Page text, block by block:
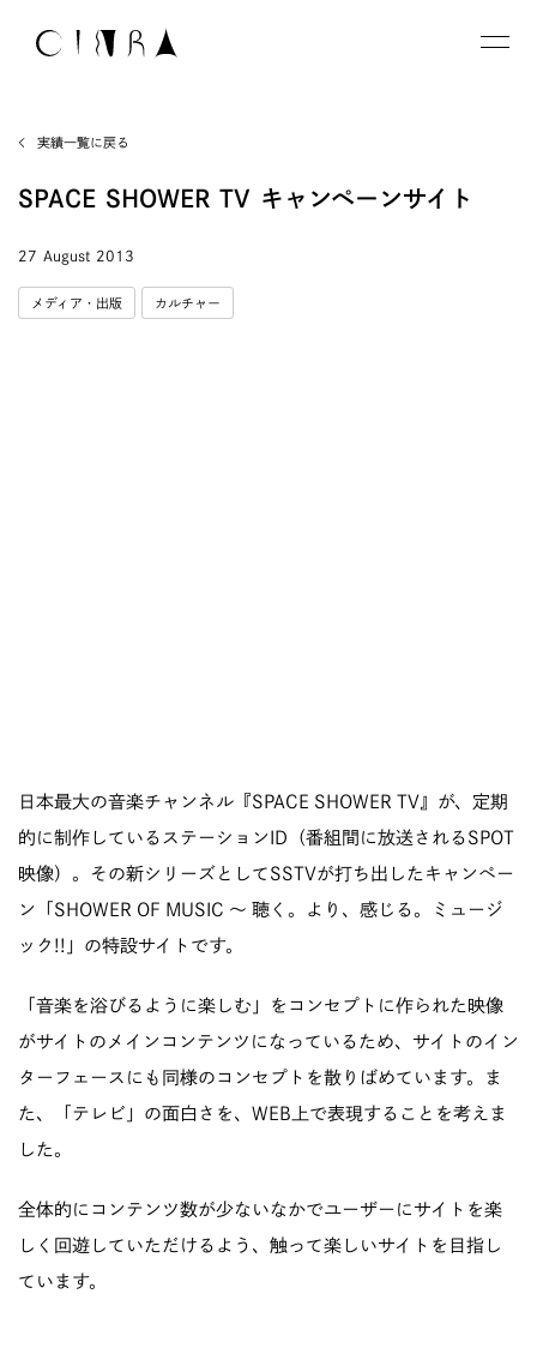
実績一覧に戻る
SPACE SHOWER TV キャンペーンサイト
27 August 2013
メディア・出版 カルチャー
日本最大の音楽チャンネル『SPACE SHOWER TV』が、定期
的に制作しているステーションID（番組間に放送されるSPOT
映像）。その新シリーズとしてSSTVが打ち出したキャンペー
ン「SHOWER OF MUSIC 〜 聴く。より、感じる。ミュージ
ック!!」の特設サイトです。
「音楽を浴びるように楽しむ」をコンセプトに作られた映像
がサイトのメインコンテンツになっているため、サイトのイン
ターフェースにも同様のコンセプトを散りばめています。ま
た、「テレビ」の面白さを、WEB上で表現することを考えま
した。
全体的にコンテンツ数が少ないなかでユーザーにサイトを楽
しく回遊していただけるよう、触って楽しいサイトを目指し
ています。